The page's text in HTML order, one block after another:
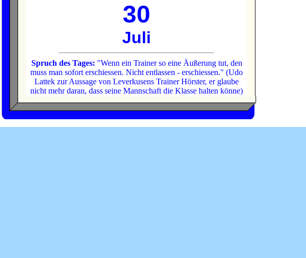
30
Juli
Spruch des Tages: "Wenn ein Trainer so eine Äußerung tut, den
muss man sofort erschiessen. Nicht entlassen - erschiessen." (Udo
Lattek zur Aussage von Leverkusens Trainer Hörster, er glaube
nicht mehr daran, dass seine Mannschaft die Klasse halten könne)